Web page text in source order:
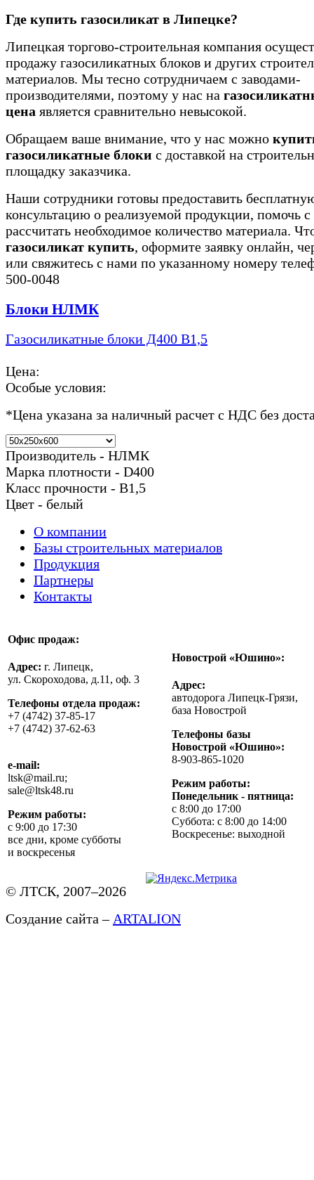
Где купить газосиликат в Липецке?
Липецкая торгово-строительная компания
продажу газосиликатных блоков и других
материалов. Мы тесно сотрудничаем с заводами-
производителями, поэтому у нас на
цена является сравнительно невысокой.
Обращаем ваше внимание, что у нас можно
газосиликатные блоки с доставкой на
площадку заказчика.
Наши сотрудники готовы предоставить
консультацию о реализуемой продукции, помочь
рассчитать необходимое количество материала.
газосиликат купить, оформите заявку онлайн,
или свяжитесь с нами по указанному номеру
500-0048
Блоки НЛМК
Газосиликатные блоки Д400 В1,5
Цена:
Особые условия:
*Цена указана за наличный расчет с НДС без
Производитель - НЛМК
Марка плотности - D400
Класс прочности - В1,5
Цвет - белый
О компании
Базы строительных материалов
Продукция
Партнеры
Контакты
Офис продаж:
Адрес: г. Липецк,
ул. Скороходова, д.11, оф. 3
Телефоны отдела продаж:
+7 (4742) 37-85-17
+7 (4742) 37-62-63
e-mail:
ltsk@mail.ru;
sale@ltsk48.ru
Режим работы:
с 9:00 до 17:30
все дни, кроме субботы
и воскресенья
Новострой «Юшино»:
Адрес:
автодорога Липецк-Грязи,
база Новострой
Телефоны базы
Новострой «Юшино»:
8-903-865-1020
Режим работы:
Понедельник - пятница:
с 8:00 до 17:00
Суббота: с 8:00 до 14:00
Воскресенье: выходной
© ЛТСК, 2007–2026
Создание сайта – ARTALION